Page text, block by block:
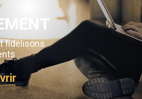
fidélisons